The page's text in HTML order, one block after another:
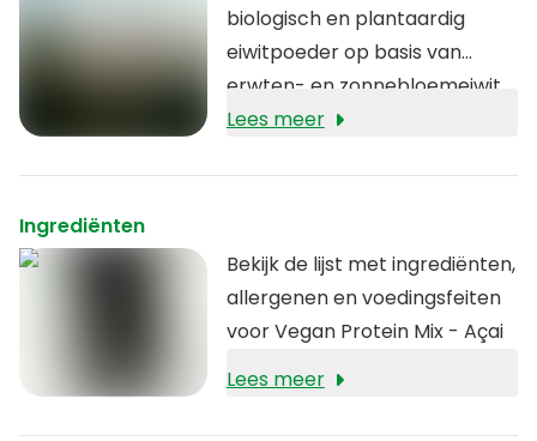
biologisch en plantaardig
eiwitpoeder op basis van
erwten- en zonnebloemeiwit
heeft een heerlijke smaak van
geen synthetische additieven.
Lees meer
Ingrediënten
Bekijk de lijst met ingrediënten,
allergenen en voedingsfeiten
voor Vegan Protein Mix - Açai
Lees meer